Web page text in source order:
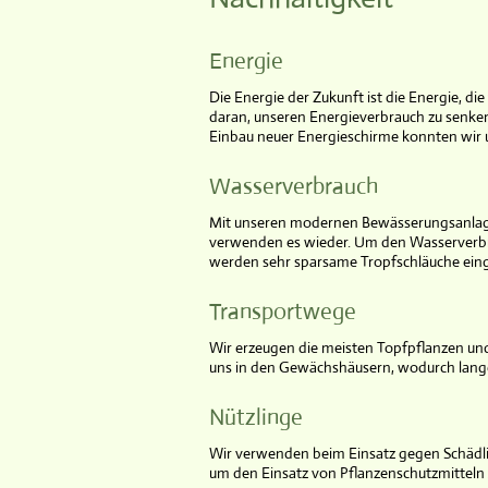
Energie
Die Energie der Zukunft ist die Energie,
daran, unseren Energieverbrauch zu
Einbau neuer Energieschirme konnten wir
Wasserverbrauch
Mit unseren modernen
verwenden es wieder. Um den
werden sehr sparsame Tropfschläuche
Transportwege
Wir erzeugen die meisten Topfpflanzen
uns in den Gewächshäusern, wodurch
Nützlinge
Wir verwenden beim Einsatz gegen
um den Einsatz von